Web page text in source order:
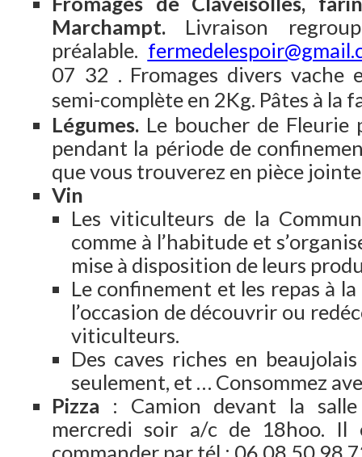
Marchampt. Livraison
préalable.
07 32 . Fromages divers vache
semi-complète en 2Kg. Pâtes à la
Légumes. Le boucher de Fleurie
pendant la période de
que vous trouverez en pièce
Vin
Les viticulteurs de la
comme à l’habitude et
mise à disposition de leurs
Le confinement et les repas à
l’occasion de découvrir ou
viticulteurs.
Des caves riches en
seulement, et … Consommez
Pizza : Camion devant la
mercredi soir a/c de 18hoo. Il
commander par tél.: 06 08 50 98